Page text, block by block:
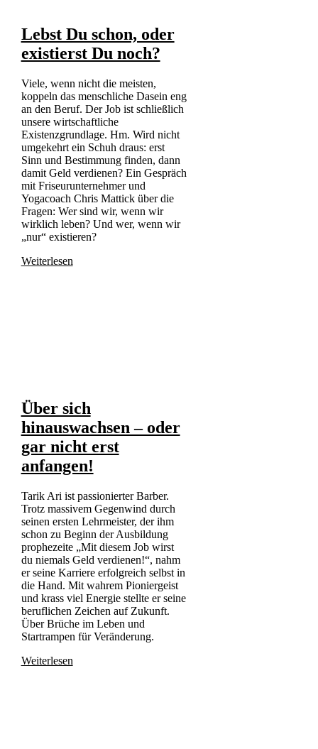
Lebst Du schon, oder
existierst Du noch?
Viele, wenn nicht die meisten,
koppeln das menschliche Dasein eng
an den Beruf. Der Job ist schließlich
unsere wirtschaftliche
Existenzgrundlage. Hm. Wird nicht
umgekehrt ein Schuh draus: erst
Sinn und Bestimmung finden, dann
damit Geld verdienen? Ein Gespräch
mit Friseurunternehmer und
Yogacoach Chris Mattick über die
Fragen: Wer sind wir, wenn wir
wirklich leben? Und wer, wenn wir
„nur“ existieren?
Weiterlesen
Über sich
hinauswachsen – oder
gar nicht erst
anfangen!
Tarik Ari ist passionierter Barber.
Trotz massivem Gegenwind durch
seinen ersten Lehrmeister, der ihm
schon zu Beginn der Ausbildung
prophezeite „Mit diesem Job wirst
du niemals Geld verdienen!“, nahm
er seine Karriere erfolgreich selbst in
die Hand. Mit wahrem Pioniergeist
und krass viel Energie stellte er seine
beruflichen Zeichen auf Zukunft.
Über Brüche im Leben und
Startrampen für Veränderung.
Weiterlesen